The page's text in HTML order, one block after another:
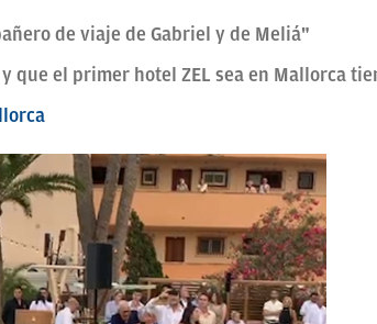
de viaje de Gabriel y de Meliá"
que el primer hotel ZEL sea en Mallorca